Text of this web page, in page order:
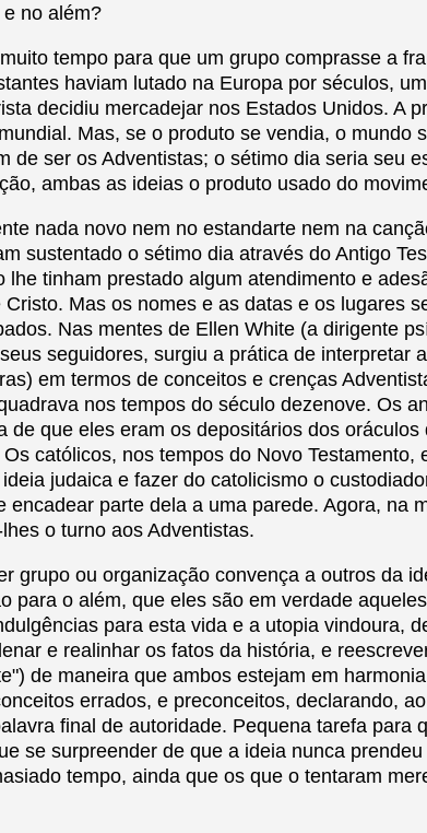
no além?
tempo para que um grupo comprasse a
haviam lutado na Europa por séculos,
decidiu mercadejar nos Estados Unidos. A
Mas, se o produto se vendia, o mundo
de ser os Adventistas; o sétimo dia seria seu
ambas as ideias o produto usado do
nada novo nem no estandarte nem na
sustentado o sétimo dia através do Antigo
lhe tinham prestado algum atendimento e
Mas os nomes e as datas e os lugares
Nas mentes de Ellen White (a dirigente
seguidores, surgiu a prática de interpretar
em termos de conceitos e crenças
nos tempos do século dezenove. Os
de que eles eram os depositários dos
católicos, nos tempos do Novo Testamento,
judaica e fazer do catolicismo o
encadear parte dela a uma parede. Agora, na
o turno aos Adventistas.
grupo ou organização convença a outros da
para o além, que eles são em verdade
para esta vida e a utopia vindoura,
e realinhar os fatos da história, e
de maneira que ambos estejam em
errados, e preconceitos, declarando,
final de autoridade. Pequena tarefa para
se surpreender de que a ideia nunca
tempo, ainda que os que o tentaram